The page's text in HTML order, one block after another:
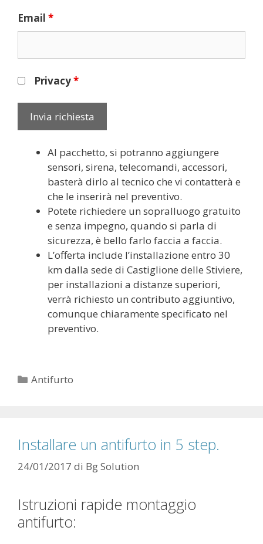
Email *
Privacy*
Al pacchetto, si potranno aggiungere
sensori, sirena, telecomandi, accessori,
basterà dirlo al tecnico che vi contatterà e
che le inserirà nel preventivo.
Potete richiedere un sopralluogo gratuito
e senza impegno, quando si parla di
sicurezza, è bello farlo faccia a faccia.
L’offerta include l’installazione entro 30
km dalla sede di Castiglione delle Stiviere,
per installazioni a distanze superiori,
verrà richiesto un contributo aggiuntivo,
comunque chiaramente specificato nel
preventivo.
Categorie
Antifurto
Installare un antifurto in 5 step.
24/01/2017 di Bg Solution
Istruzioni rapide montaggio
antifurto: